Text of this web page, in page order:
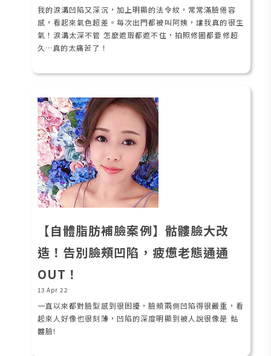
我的淚溝凹陷又深沉，加上明顯的法令紋，常常滿臉倦容
感，看起來氣色超差。每次出門都被叫阿姨，讓我真的很生
氣！淚溝太深不管 怎麼遮瑕都遮不住，拍照修圖都要修超
久…真的太痛苦了！
【自體脂肪補臉案例】骷髏臉大改
造！告別臉頰凹陷，疲憊老態通通
OUT！
13 Apr 22
一直以來都對臉型感到很困擾，臉頰兩側凹陷得很嚴重，看
起來人好像也很刻薄，凹陷的深度明顯到被人說很像是 骷
髏臉!